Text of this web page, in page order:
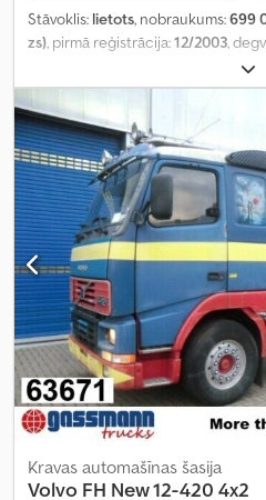
Stāvoklis: lietots, nobraukums:699
zs), pirmā reģistrācija:12/2003,
, riepu
konfigurācija:6x2, degviela:
tilpums:700 l
kabīne, pārnesuma veids: mehānisks
piekares sistēma:gaiss, Ražošanas
borta dators, centrālā atslēga,
regulējams spogulis, gaisa
piekabes sakabe, retardētājs,
spoileris, stūres pastiprinātājs,
sistēma,
Kravas automašīnas šasija
Volvo FH New 12-420 4x2